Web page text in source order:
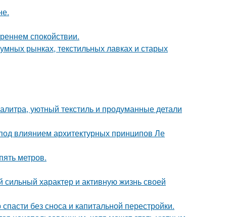
спокойствии.
рынках, текстильных лавках и старых
уютный текстиль и продуманные детали
влиянием архитектурных принципов Ле
метров.
характер и активную жизнь своей
без сноса и капитальной перестройки.